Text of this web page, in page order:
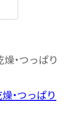
・つっぱり
・つっぱり